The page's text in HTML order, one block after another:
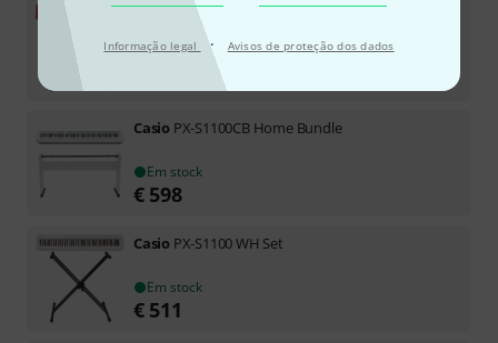
Informação legal · Avisos de proteção dos dados
CasioPX-S1100 RD Set
Em stock
Casio PX-S1100CB Home Bundle
Em stock
€ 598
Casio PX-S1100 WH Set
Em stock
€ 511